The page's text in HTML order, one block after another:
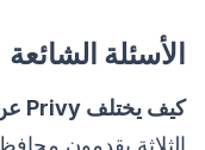
الأسئلة الشائعة
كيف يختلف Privy عن Web3Auth أو Magic؟